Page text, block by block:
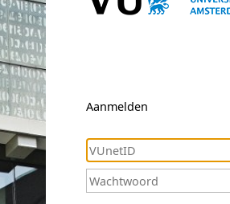
Aanmelden